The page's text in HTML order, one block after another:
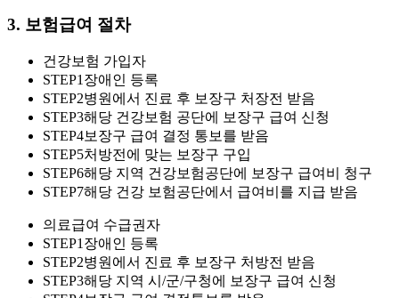
3. 보험급여 절차
건강보험 가입자
STEP1장애인 등록
STEP2병원에서 진료 후 보장구 처장전 받음
STEP3해당 건강보험 공단에 보장구 급여 신청
STEP4보장구 급여 결정 통보를 받음
STEP5처방전에 맞는 보장구 구입
STEP6해당 지역 건강보험공단에 보장구 급여비 청구
STEP7해당 건강 보험공단에서 급여비를 지급 받음
의료급여 수급권자
STEP1장애인 등록
STEP2병원에서 진료 후 보장구 처방전 받음
STEP3해당 지역 시/군/구청에 보장구 급여 신청